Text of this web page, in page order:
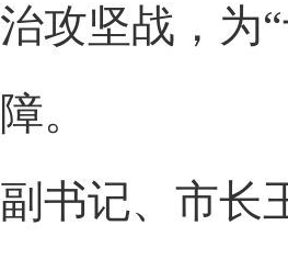
攻坚战，为
。
记、市长王